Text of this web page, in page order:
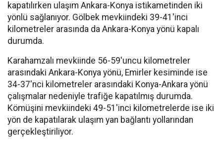
kapatılırken ulaşım Ankara-Konya istikametinden iki
yönlü sağlanıyor. Gölbek mevkiindeki 39-41'inci
kilometreler arasında da Ankara-Konya yönü kapalı
durumda.
Karahamzalı mevkiinde 56-59'uncu kilometreler
arasındaki Ankara-Konya yönü, Emirler kesiminde ise
34-37'nci kilometreler arasındaki Konya-Ankara yönü
çalışmalar nedeniyle trafiğe kapatılmış durumda.
Kömüşini mevkiindeki 49-51'inci kilometrelerde ise iki
yön de kapatılarak ulaşım yan bağlantı yollarından
gerçekleştiriliyor.